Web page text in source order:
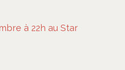
à 22h au Star